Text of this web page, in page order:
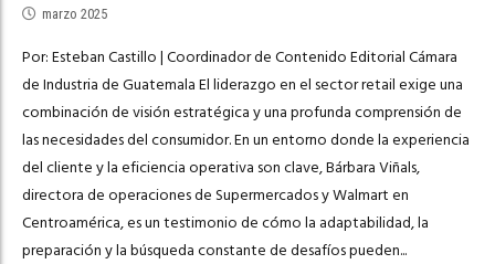
marzo 2025
Por: Esteban Castillo | Coordinador de Contenido Editorial Cámara
de Industria de Guatemala El liderazgo en el sector retail exige una
combinación de visión estratégica y una profunda comprensión de
las necesidades del consumidor. En un entorno donde la experiencia
del cliente y la eficiencia operativa son clave, Bárbara Viñals,
directora de operaciones de Supermercados y Walmart en
Centroamérica, es un testimonio de cómo la adaptabilidad, la
preparación y la búsqueda constante de desafíos pueden...